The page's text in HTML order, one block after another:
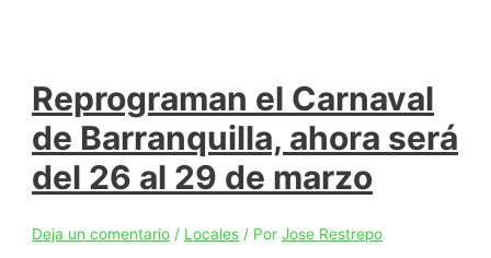
para
fin
de
semana
de
precarnaval
Reprograman el Carnaval
de Barranquilla, ahora será
del 26 al 29 de marzo
Deja un comentario / Locales / PorJose Restrepo